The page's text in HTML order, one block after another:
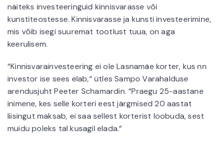
näiteks investeeringuid kinnisvarasse või
kunstiteostesse. Kinnisvarasse ja kunsti investeerimine,
mis võib isegi suuremat tootlust tuua, on aga
keerulisem.
“Kinnisvarainvesteering ei ole Lasnamäe korter, kus nn
investor ise sees elab,“ ütles Sampo Varahalduse
arendusjuht Peeter Schamardin. “Praegu 25-aastane
inimene, kes selle korteri eest järgmised 20 aastat
liisingut maksab, ei saa sellest korterist loobuda, sest
muidu poleks tal kusagil elada.“